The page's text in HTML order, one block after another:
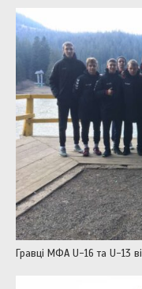
Гравці МФА U-16 та U-13